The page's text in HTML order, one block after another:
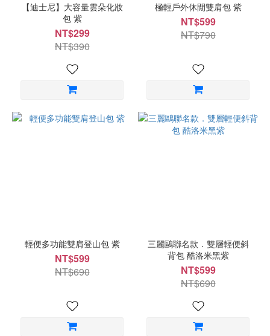
【迪士尼】大容量雲朵化妝
包 紫
NT$299
NT$390
極輕戶外休閒雙肩包 紫
NT$599
NT$790
輕便多功能雙肩登山包 紫
NT$599
NT$690
三麗鷗聯名款．雙層輕便斜
背包 酷洛米黑紫
NT$599
NT$690